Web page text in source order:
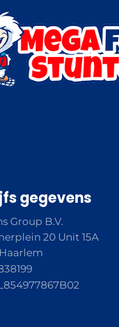
gegevens
Group B.V.
20 Unit 15A